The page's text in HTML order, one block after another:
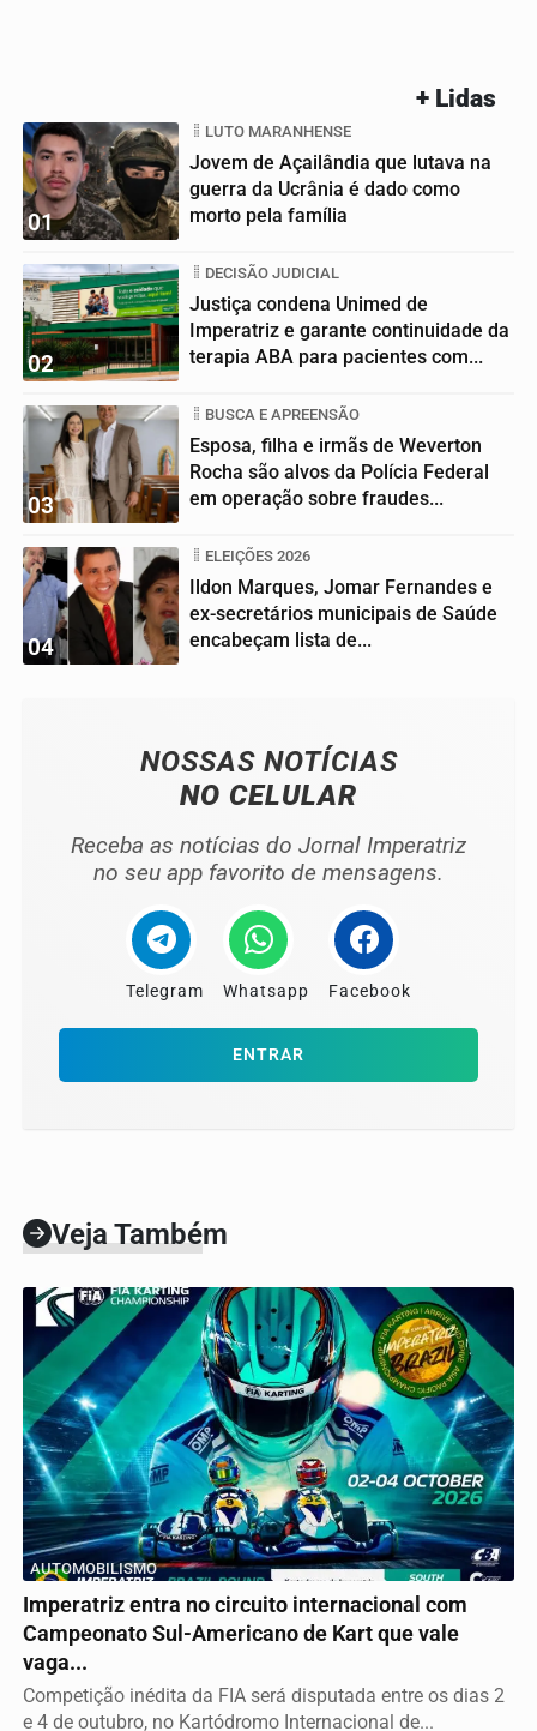
+ Lidas
01
LUTO MARANHENSE
Jovem de Açailândia que lutava na
guerra da Ucrânia é dado como
morto pela família
02
DECISÃO JUDICIAL
Justiça condena Unimed de
Imperatriz e garante continuidade da
terapia ABA para pacientes com...
03
BUSCA E APREENSÃO
Esposa, filha e irmãs de Weverton
Rocha são alvos da Polícia Federal
em operação sobre fraudes...
04
ELEIÇÕES 2026
Ildon Marques, Jomar Fernandes e
ex-secretários municipais de Saúde
encabeçam lista de...
NOSSAS NOTÍCIAS
NO CELULAR
Receba as notícias do Jornal Imperatriz
no seu app favorito de mensagens.
Telegram Whatsapp Facebook
ENTRAR
Veja Também
AUTOMOBILISMO
Imperatriz entra no circuito internacional com
Campeonato Sul-Americano de Kart que vale
vaga...
Competição inédita da FIA será disputada entre os dias 2
e 4 de outubro, no Kartódromo Internacional de...